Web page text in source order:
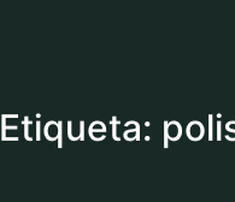
Etiqueta: